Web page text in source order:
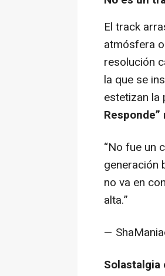
El track
atmósfera
resolución
la que se
estetizan la
“No fue un
generación
no va en
alta.”
—